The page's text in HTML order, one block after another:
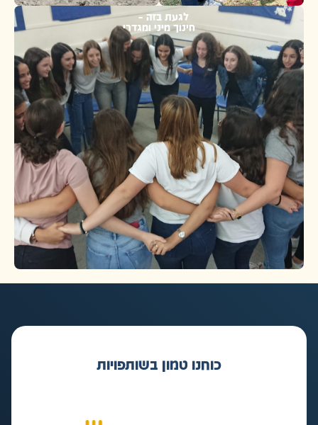
לגעת בזה –
חינוך מיני ומגדרי
כוחנו טמון בשותפויות